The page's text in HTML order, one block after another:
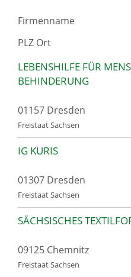
Firmenname
PLZ Ort
LEBENSHILFE FÜR
BEHINDERUNG
01157 Dresden
Freistaat Sachsen
IG KURIS
01307 Dresden
Freistaat Sachsen
SÄCHSISCHES
09125 Chemnitz
Freistaat Sachsen